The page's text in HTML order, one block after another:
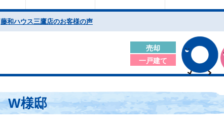
藤和ハウス三鷹店のお客様の声
売却
一戸建て
W様邸